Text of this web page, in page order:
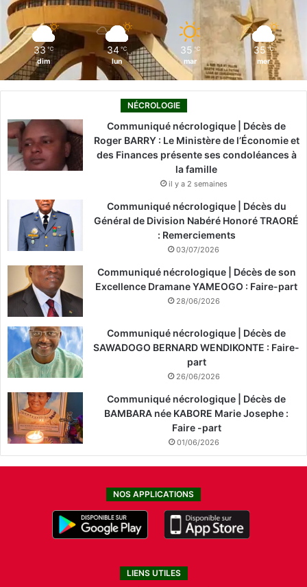
k
n
33 ℃
dim
34 ℃
lun
35 ℃
mar
35 ℃
mer
NÉCROLOGIE
Communiqué nécrologique | Décès de
Roger BARRY : Le Ministère de l’Économie et
des Finances présente ses condoléances à
la famille
il y a 2 semaines
Communiqué nécrologique | Décès du
Général de Division Nabéré Honoré TRAORÉ
: Remerciements
03/07/2026
Communiqué nécrologique | Décès de son
Excellence Dramane YAMEOGO : Faire-part
28/06/2026
Communiqué nécrologique | Décès de
SAWADOGO BERNARD WENDIKONTE : Faire-
part
26/06/2026
Communiqué nécrologique | Décès de
BAMBARA née KABORE Marie Josephe :
Faire -part
01/06/2026
NOS APPLICATIONS
LIENS UTILES